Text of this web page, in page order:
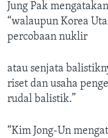
Jung Pak
“walaupun Korea
percobaan nuklir
atau senjata
riset dan usaha
rudal balistik.”
“Kim Jong-Un